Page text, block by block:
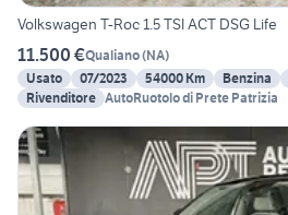
Volkswagen T-Roc 1.5 TSI ACT DSG Life
11.500 €Qualiano(NA)
Usato
07/2023 54000 Km Benzina
Rivenditore AutoRuotolo di Prete Patrizia